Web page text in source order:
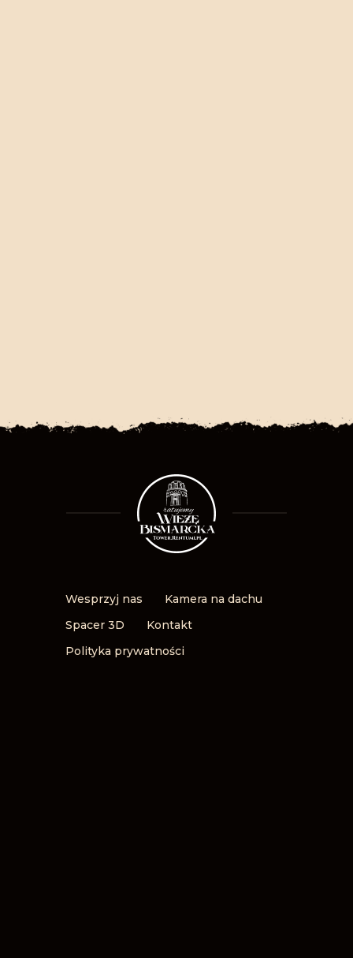
Wesprzyj nas
Kamera na dachu
Spacer 3D
Kontakt
Polityka prywatności